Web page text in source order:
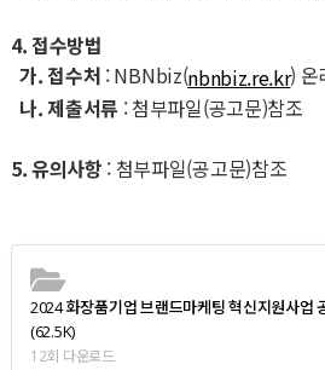
4. 접수방법
가. 접수처 : NBNbiz(nbnbiz.re.kr) 온
나. 제출서류 : 첨부파일(공고문)참조
5. 유의사항 : 첨부파일(공고문)참조
2024 화장품기업 브랜드마케팅 혁신지원사업
(62.5K)
12회 다운로드